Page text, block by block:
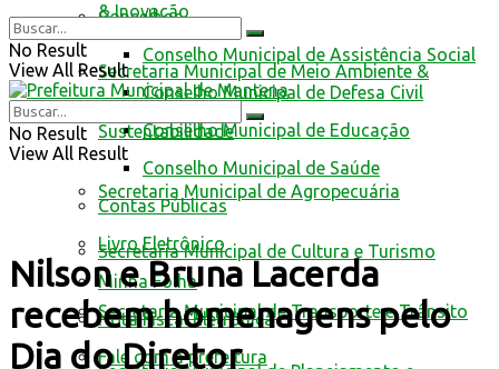
Conselhos
Conselho Municipal de Assistência Social
Conselho Municipal de Defesa Civil
Conselho Municipal de Educação
Conselho Municipal de Saúde
Contas Públicas
Livro Eletrônico
Minha Folha
Nota Fiscal Eletrônica
Fale com a prefeitura
& Inovação
Secretaria Municipal de Meio Ambiente &
Sustentabilidade
Secretaria Municipal de Agropecuária
Secretaria Municipal de Cultura e Turismo
Secretaria Municipal de Transporte e Trânsito
No Result
View All Result
No Result
View All Result
Nilson e Bruna Lacerda
recebem homenagens pelo
Dia do Diretor